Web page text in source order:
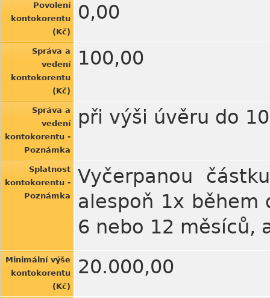
Povolení
kontokorentu
(Kč)
0,00
Správa a
vedení
kontokorentu
(Kč)
100,00
Správa a
vedení
kontokorentu -
Poznámka
při výši úvěru do
Splatnost
kontokorentu -
Poznámka
Vyčerpanou
alespoň 1x během
6 nebo 12 měsíců,
Minimální výše
kontokorentu
(Kč)
20.000,00